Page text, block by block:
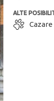
ALTE